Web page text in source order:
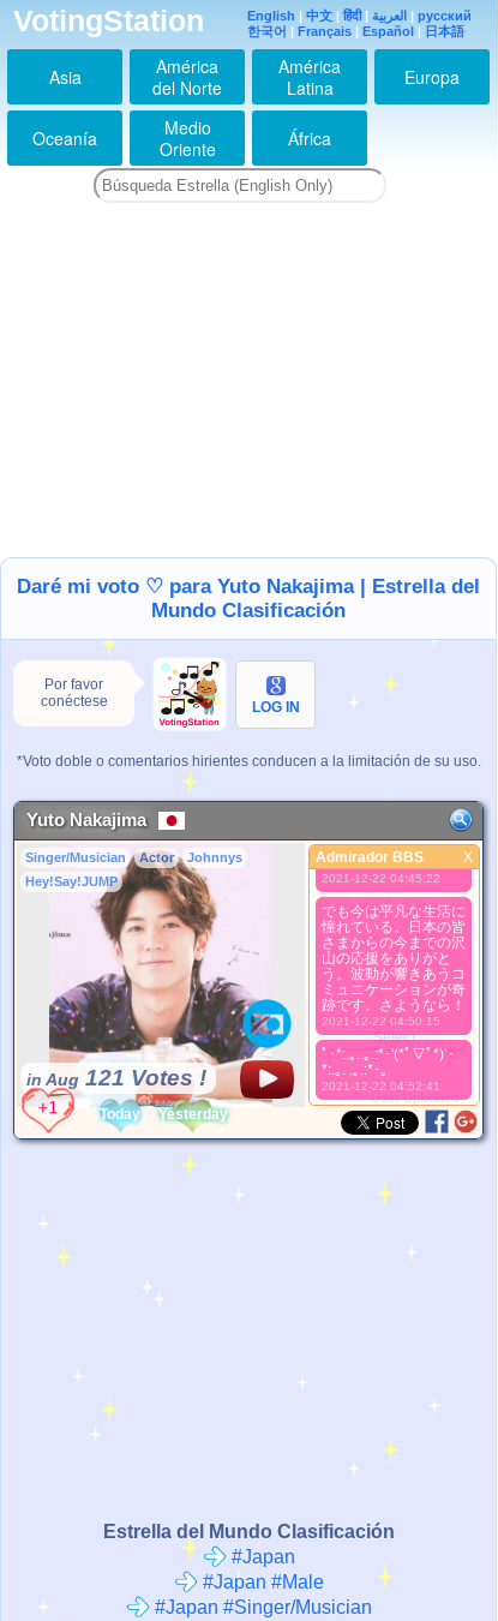
VotingStation English | 中文 | हिंदी| العربية | русский
한국어 | Français | Español | 日本語
Asia
América
del Norte
América
Latina
Europa
Oceanía
Medio
Oriente
África
Daré mi voto ♡ para Yuto Nakajima | Estrella del
Mundo Clasificación
Por favor
conéctese
LOG IN
*Voto doble o comentarios hirientes conducen a la limitación de su uso.
Yuto Nakajima
Singer/Musician Actor
Johnnys
Hey!Say!JUMP
in Aug 121 Votes !
Admirador BBS
Admirador BBS X
平和な日はいつ来るの
か。もう内容もないの
にまだ世界一のCNN
が私を攻撃してるぞ～
洒落にもなれないな
ぁ。
2019-07-29 09:07:51
さようなら。左の肺が
息苦しい。
2019-07-29 09:09:14
何かに頼って上に上に
行きたいつまらない人
ってＴＶの世界に居る
からね。本当の私はす
に。だからこそすべて
2021-12-22 04:45:03
みんな山Ｐを信じて
じてね。この世界で二
度とないたった一つの
彼らが一番知ってい
る。星の数ほどの思い
出があったのよ。それ
が私の真実だ。でも今
は平
2021-12-22 04:45:22
でも今は平凡な生活に
憧れている。日本の皆
さまからの今までの沢
山の応援をありがと
う。波動が響きあうコ
ミュニケーションが奇
跡です。さようなら！
2021-12-22 04:50:15
ﾟ･*:.｡..｡.:*･'(*ﾟ▽ﾟ*)’･
*:.｡. .｡.:*･。
2021-12-22 04:52:41
Mejor Imagen
1. Select
2. Upload
3. Picture Vote
*No Nude Picture
*JPG, GIF, PNG only
Select
Today Yesterday
*Source: User Uploaded
Estrella del Mundo Clasificación
#Japan
#Japan #Male
#Japan #Singer/Musician